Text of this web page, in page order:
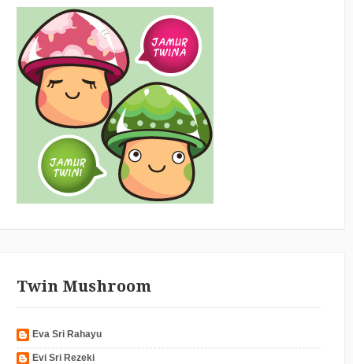
Twin Mushroom
Eva Sri Rahayu
Evi Sri Rezeki